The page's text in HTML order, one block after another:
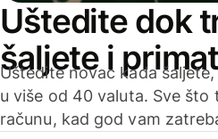
Uštedite dok
šaljete i
Uštedite novac kada
u više od 40 valuta. Sve što
računu, kad god vam